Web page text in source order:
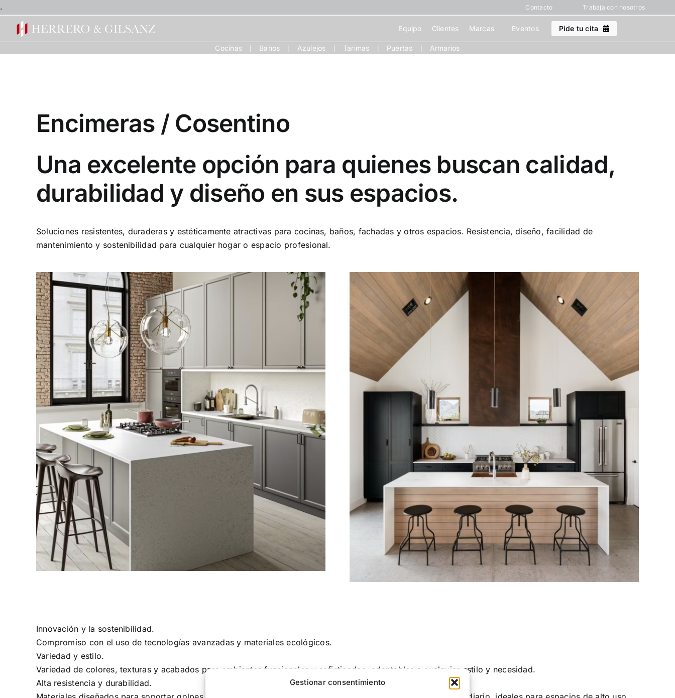
Gestionar consentimiento
.
contenido
Contacto Trabaja con nosotros
Equipo Clientes Marcas Eventos Pide tu cita
Cocinas Baños Azulejos Tarimas Puertas Armarios
Encimeras / Cosentino
Una excelente opción para quienes buscan calidad,
durabilidad y diseño en sus espacios.
Soluciones resistentes, duraderas y estéticamente atractivas para cocinas, baños, fachadas y otros espacios. Resistencia, diseño, facilidad de
mantenimiento y sostenibilidad para cualquier hogar o espacio profesional.
Innovación y la sostenibilidad.
Compromiso con el uso de tecnologías avanzadas y materiales ecológicos.
Variedad y estilo.
Variedad de colores, texturas y acabados para ambientes funcionales y sofisticados; adaptables a cualquier estilo y necesidad.
Alta resistencia y durabilidad.